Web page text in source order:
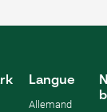
Langue
Allemand